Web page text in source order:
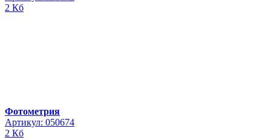
2 Кб
Фотометрия
Артикул: 050674
2 Кб